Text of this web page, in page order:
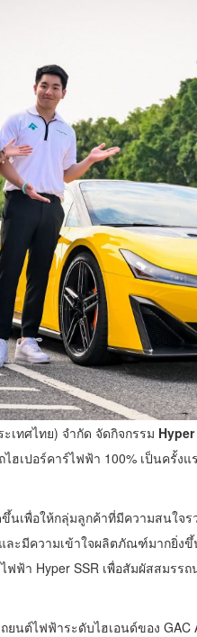
เทศไทย) จำกัด จัดกิจกรรม
ฮเปอร์คาร์ไฟฟ้า 100% เป็นครั้
นเพื่อให้กลุ่มลูกค้าที่มีความสนใจ
ละมีความเข้าใจผลิตภัณฑ์มากยิ่ง
ฟฟ้า Hyper SSR เพื่อสัมผัสสมรร
นต์ไฟฟ้าระดับไฮเอนด์ของ